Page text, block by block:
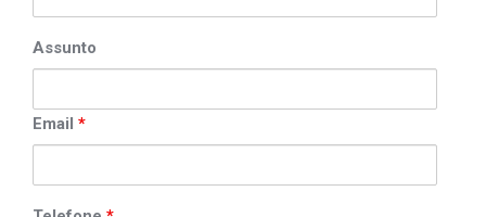
Assunto
Email *